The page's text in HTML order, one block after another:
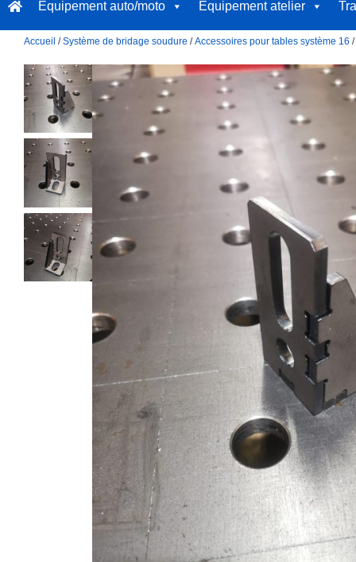
Equipement auto/moto Equipement atelier
Accueil /Système de bridage soudure /Accessoires pour tables système 16